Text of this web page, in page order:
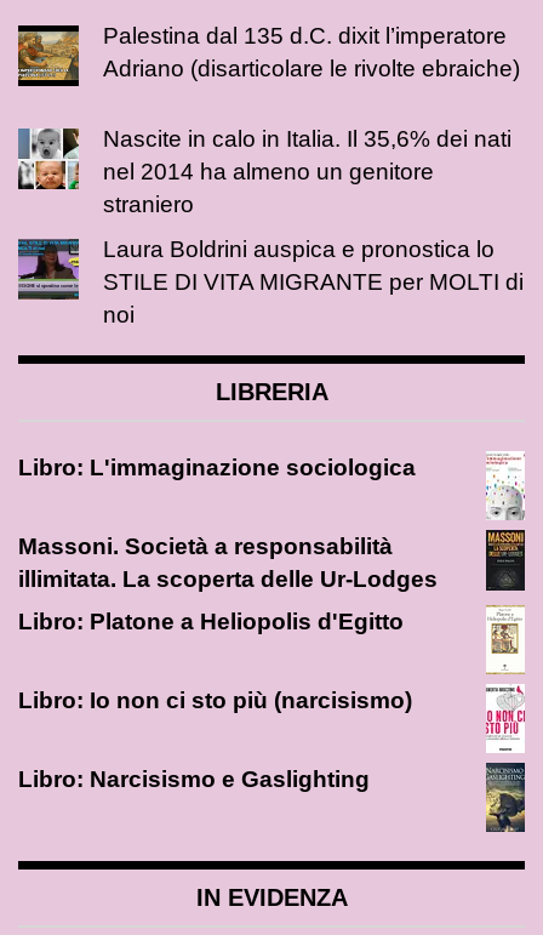
Palestina dal 135 d.C. dixit l’imperatore
Adriano (disarticolare le rivolte ebraiche)
Nascite in calo in Italia. Il 35,6% dei nati
nel 2014 ha almeno un genitore
straniero
Laura Boldrini auspica e pronostica lo
STILE DI VITA MIGRANTE per MOLTI di
noi
LIBRERIA
Libro: L'immaginazione sociologica
Massoni. Società a responsabilità
illimitata. La scoperta delle Ur-Lodges
Libro: Platone a Heliopolis d'Egitto
Libro: Io non ci sto più (narcisismo)
Libro: Narcisismo e Gaslighting
IN EVIDENZA